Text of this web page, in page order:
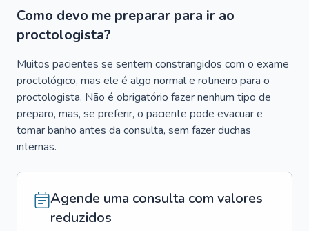
Como devo me preparar para ir ao
proctologista?
Muitos pacientes se sentem constrangidos com o exame
proctológico, mas ele é algo normal e rotineiro para o
proctologista. Não é obrigatório fazer nenhum tipo de
preparo, mas, se preferir, o paciente pode evacuar e
tomar banho antes da consulta, sem fazer duchas
internas.
Agende uma consulta com valores
reduzidos